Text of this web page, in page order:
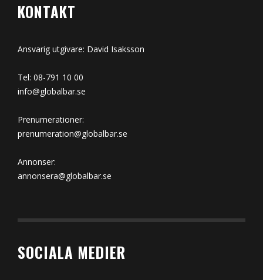
KONTAKT
Ansvarig utgivare: David Isaksson
Tel: 08-791 10 00
info@globalbar.se
Prenumerationer:
prenumeration@globalbar.se
Annonser:
annonsera@globalbar.se
SOCIALA MEDIER